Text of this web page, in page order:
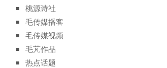
桃源诗社
毛传媒播客
毛传媒视频
毛芃作品
热点话题